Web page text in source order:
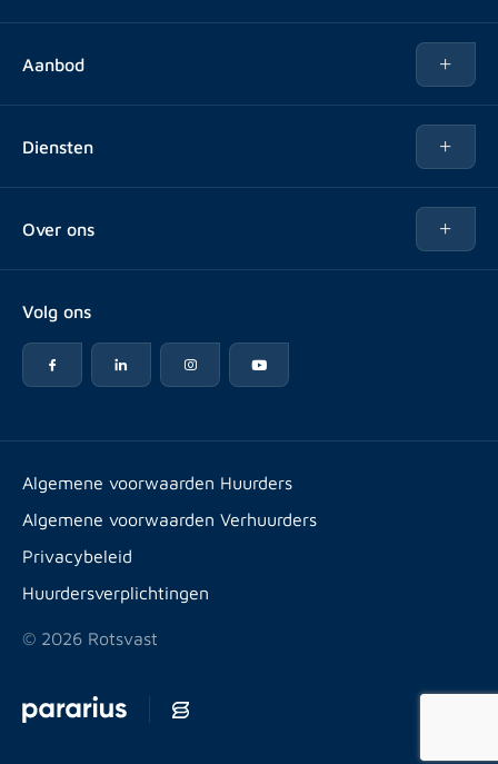
Aanbod
Diensten
Vastgoedbeheer
Advies
Expats
Energielabel
Over ons
Veelgestelde vragen
Reviews
Artikelen
Volg ons
Algemene voorwaarden Huurders
Algemene voorwaarden Verhuurders
Privacybeleid
Huurdersverplichtingen
© 2026 Rotsvast